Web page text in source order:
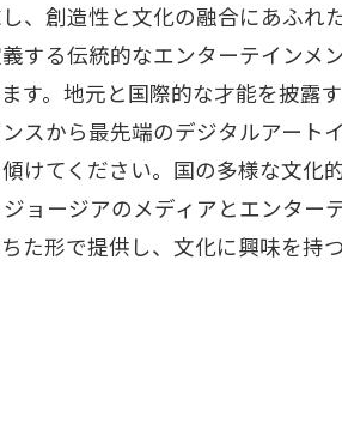
、創造性と文化の融合にあふれ
する伝統的なエンターテインメ
す。地元と国際的な才能を披露
スから最先端のデジタルアート
けてください。国の多様な文化
ョージアのメディアとエンター
た形で提供し、文化に興味を持